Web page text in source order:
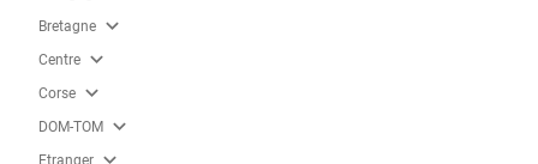
Bretagne expand_more
Centre expand_more
Corse expand_more
DOM-TOM expand_more
Etranger